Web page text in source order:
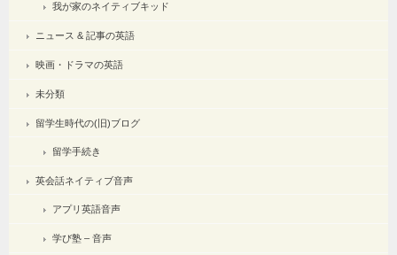
我が家のネイティブキッド
ニュース & 記事の英語
映画・ドラマの英語
未分類
留学生時代の(旧)ブログ
留学手続き
英会話ネイティブ音声
アプリ英語音声
学び塾 – 音声